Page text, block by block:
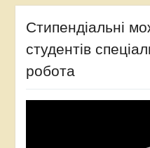
Стипендіальні
студентів
робота